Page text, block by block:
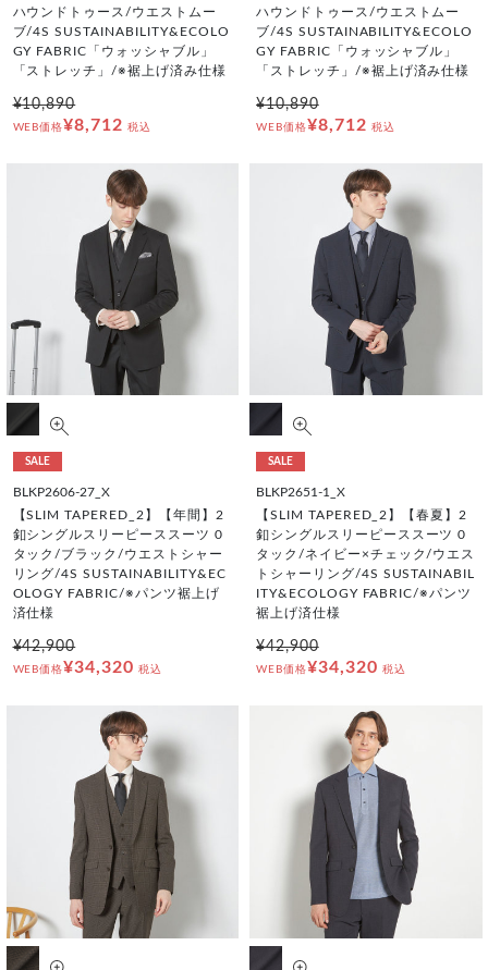
ハウンドトゥース/ウエストムー
ブ/4S SUSTAINABILITY&ECOLO
GY FABRIC「ウォッシャブル」
「ストレッチ」/※裾上げ済み仕様
¥10,890
WEB価格¥8,712 税込
ハウンドトゥース/ウエストムー
ブ/4S SUSTAINABILITY&ECOLO
GY FABRIC「ウォッシャブル」
「ストレッチ」/※裾上げ済み仕様
¥10,890
WEB価格¥8,712 税込
SALE
BLKP2606-27_X
【SLIM TAPERED_2】【年間】2
釦シングルスリーピーススーツ 0
タック/ブラック/ウエストシャー
リング/4S SUSTAINABILITY&EC
OLOGY FABRIC/※パンツ裾上げ
済仕様
¥42,900
WEB価格¥34,320 税込
SALE
BLKP2651-1_X
【SLIM TAPERED_2】【春夏】2
釦シングルスリーピーススーツ 0
タック/ネイビー×チェック/ウエス
トシャーリング/4S SUSTAINABIL
ITY&ECOLOGY FABRIC/※パンツ
裾上げ済仕様
¥42,900
WEB価格¥34,320 税込